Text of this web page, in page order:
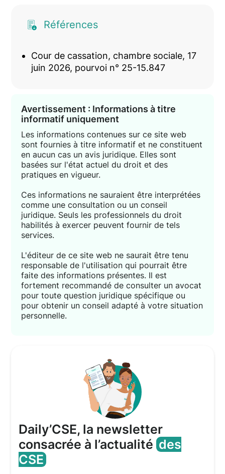
Références
Cour de cassation, chambre sociale, 17
juin 2026, pourvoi n° 25-15.847
Avertissement : Informations à titre
informatif uniquement
Les informations contenues sur ce site web
sont fournies à titre informatif et ne constituent
en aucun cas un avis juridique. Elles sont
basées sur l'état actuel du droit et des
pratiques en vigueur.
Ces informations ne sauraient être interprétées
comme une consultation ou un conseil
juridique. Seuls les professionnels du droit
habilités à exercer peuvent fournir de tels
services.
L'éditeur de ce site web ne saurait être tenu
responsable de l'utilisation qui pourrait être
faite des informations présentes. Il est
fortement recommandé de consulter un avocat
pour toute question juridique spécifique ou
pour obtenir un conseil adapté à votre situation
personnelle.
Daily’CSE, la newsletter
consacrée à l’actualitédes
CSE